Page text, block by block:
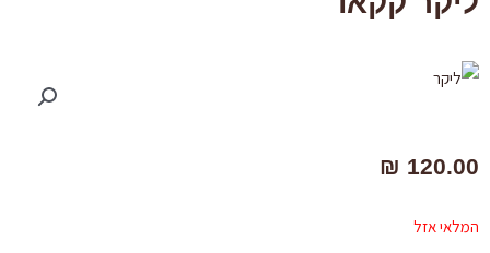
120.00
₪
המלאי אזל